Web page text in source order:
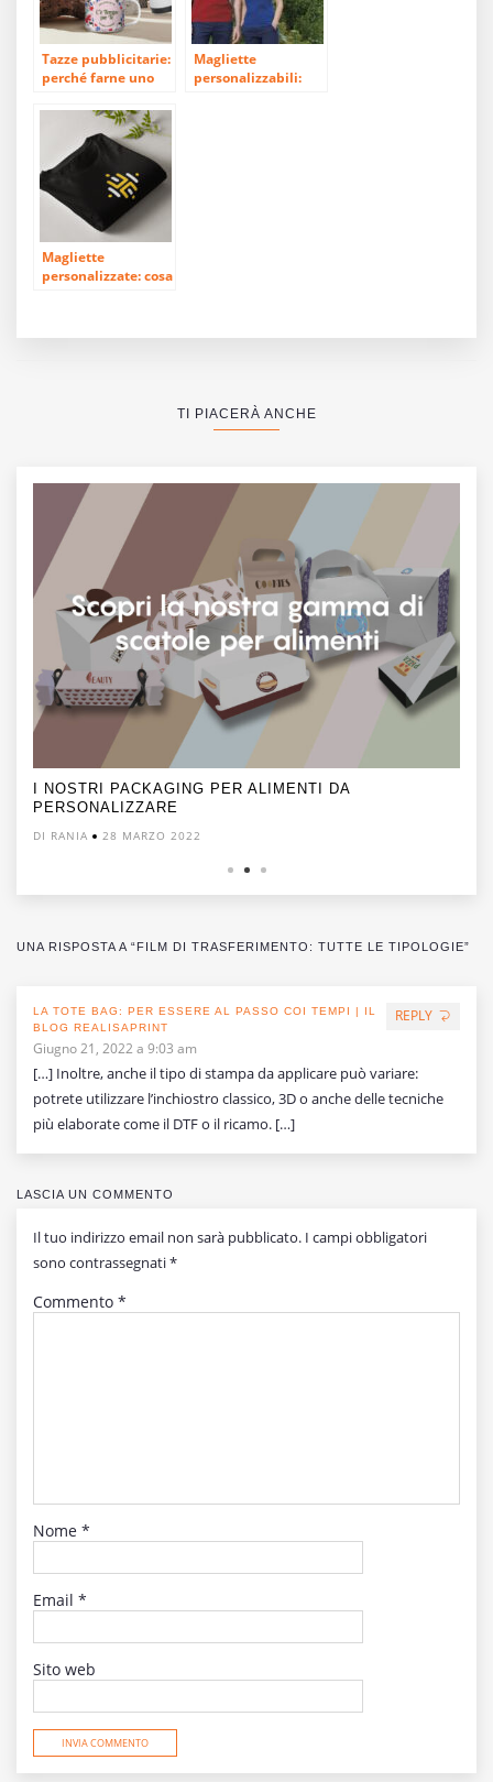
Tazze pubblicitarie:
perché farne uno
comunicazione?
Magliette
personalizzabili:
Magliette
personalizzate: cosa
TI PIACERÀ ANCHE
I NOSTRI PACKAGING PER ALIMENTI DA
PERSONALIZZARE
DI RANIA 28 MARZO 2022
UNA RISPOSTA A “FILM DI TRASFERIMENTO: TUTTE LE TIPOLOGIE”
REPLY
LA TOTE BAG: PER ESSERE AL PASSO COI TEMPI | IL
BLOG REALISAPRINT
Giugno 21, 2022 a 9:03 am
[…] Inoltre, anche il tipo di stampa da applicare può variare:
potrete utilizzare l’inchiostro classico, 3D o anche delle tecniche
più elaborate come il DTF o il ricamo. […]
LASCIA UN COMMENTO
Il tuo indirizzo email non sarà pubblicato. I campi obbligatori
sono contrassegnati*
Commento *
Nome *
Email *
Sito web